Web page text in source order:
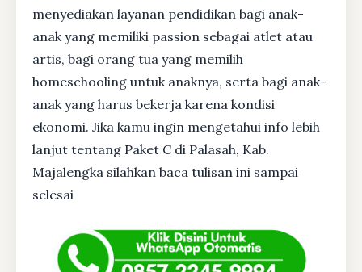
menyediakan layanan pendidikan bagi anak-
anak yang memiliki passion sebagai atlet atau
artis, bagi orang tua yang memilih
homeschooling untuk anaknya, serta bagi anak-
anak yang harus bekerja karena kondisi
ekonomi. Jika kamu ingin mengetahui info lebih
lanjut tentang Paket C di Palasah, Kab.
Majalengka silahkan baca tulisan ini sampai
selesai